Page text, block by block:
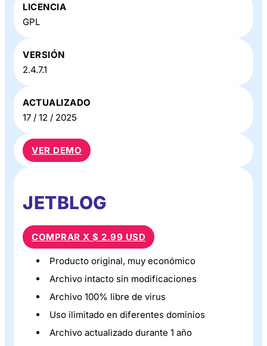
LICENCIA
GPL
VERSIÓN
2.4.7.1
ACTUALIZADO
17 / 12 / 2025
VER DEMO
JETBLOG
COMPRAR X $ 2.99 USD
Producto original, muy económico
Archivo intacto sin modificaciones
Archivo 100% libre de virus
Uso ilimitado en diferentes dominios
Archivo actualizado durante 1 año